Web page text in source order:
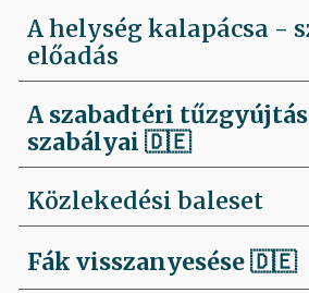
A helység kalapácsa -
előadás
A szabadtéri tűzgyújtás
szabályai🇩🇪
Közlekedési baleset
Fák visszanyesése🇩🇪